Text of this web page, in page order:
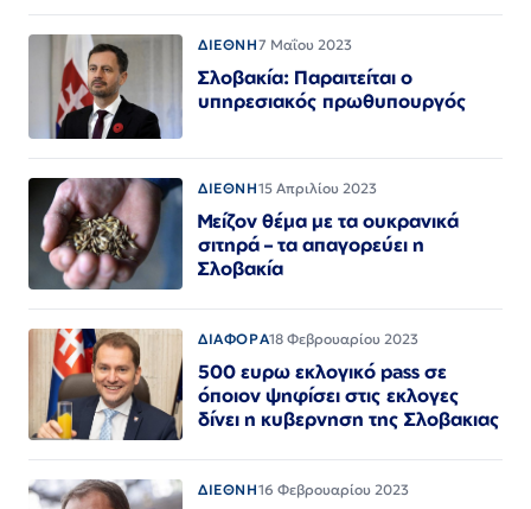
ΔΙΕΘΝΗ7 Μαΐου 2023
Σλοβακία: Παραιτείται ο
υπηρεσιακός πρωθυπουργός
ΔΙΕΘΝΗ15 Απριλίου 2023
Μείζον θέμα με τα ουκρανικά
σιτηρά – τα απαγορεύει η
Σλοβακία
ΔΙΑΦΟΡΑ18 Φεβρουαρίου 2023
500 ευρω εκλογικό pass σε
όποιον ψηφίσει στις εκλογες
δίνει η κυβερνηση της Σλοβακιας
ΔΙΕΘΝΗ16 Φεβρουαρίου 2023